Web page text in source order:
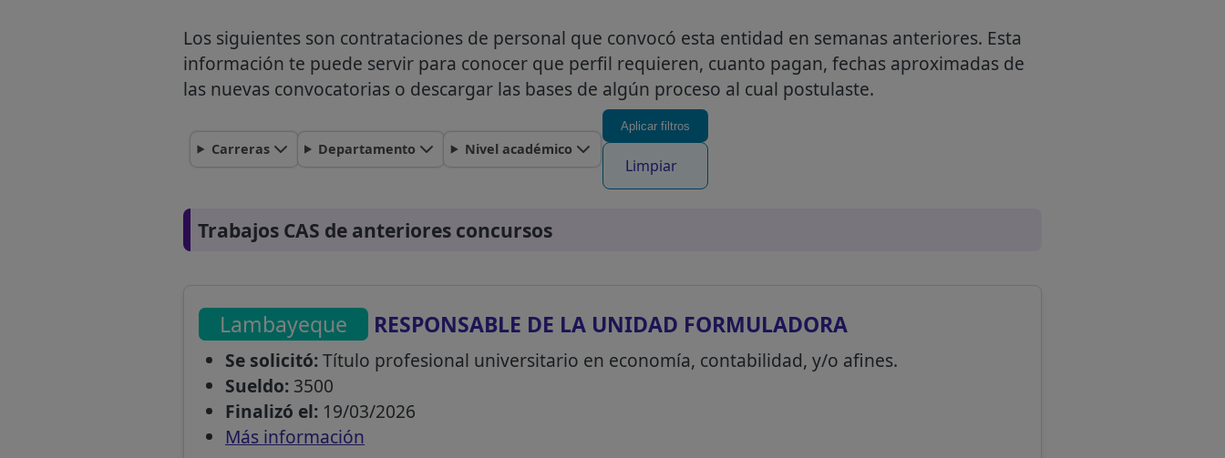
Los siguientes son contrataciones de personal que convocó esta entidad en semanas anteriores. Esta
información te puede servir para conocer que perfil requieren, cuanto pagan, fechas aproximadas de
las nuevas convocatorias o descargar las bases de algún proceso al cual postulaste.
Carreras Departamento Nivel académico
Aplicar filtros
Limpiar
Trabajos CAS de anteriores concursos
Lambayeque RESPONSABLE DE LA UNIDAD FORMULADORA
Se solicitó:Título profesional universitario en economía, contabilidad, y/o afines.
Sueldo:3500
Finalizó el:19/03/2026
Más información